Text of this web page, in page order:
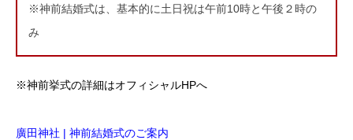
※神前結婚式は、基本的に土日祝は午前10時と午後２時の
み
※神前挙式の詳細はオフィシャルHPへ
廣田神社 | 神前結婚式のご案内